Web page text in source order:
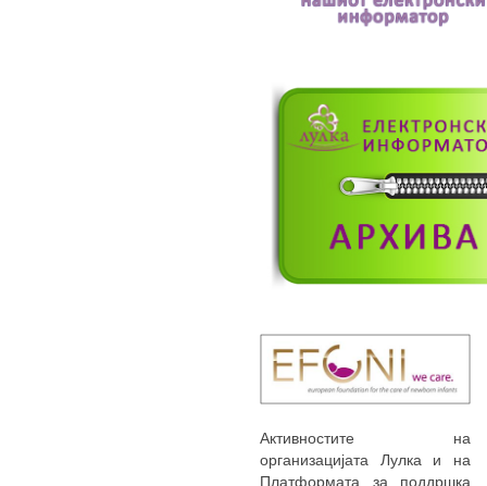
Активностите на
организацијата Лулка и на
Платформата за поддршка